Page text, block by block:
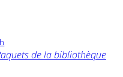
de la bibliothèque